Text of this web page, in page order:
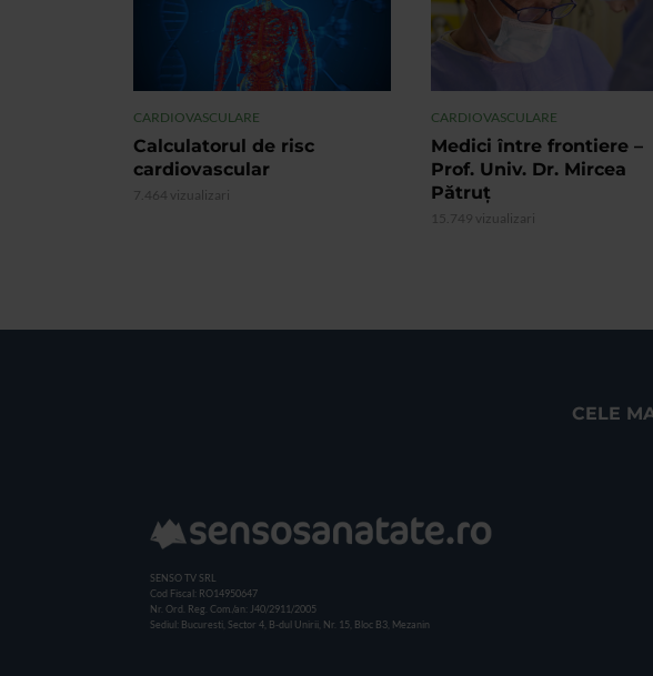
CARDIOVASCULARE
Calculatorul de risc
cardiovascular
7.464 vizualizari
CARDIOVASCULARE
Medici între frontiere –
Prof. Univ. Dr. Mircea
Pătruț
15.749 vizualizari
SENSO TV SRL
Cod Fiscal: RO14950647
Nr. Ord. Reg. Com./an: J40/2911/2005
Sediul: Bucuresti, Sector 4, B-dul Unirii, Nr. 15, Bloc B3, Mezanin
CELE